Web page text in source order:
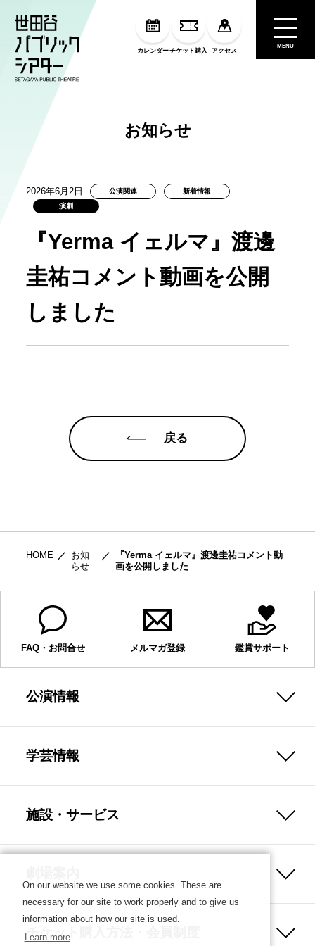
カレンダーチケット購入 アクセス
MENU
お知らせ
2026年6月2日 公演関連
新着情報
演劇
『Yerma イェルマ』渡邊
圭祐コメント動画を公開
しました
戻る
HOME
お知
らせ
『Yerma イェルマ』渡邊圭祐コメント動
画を公開しました
FAQ・お問合せ メルマガ登録 鑑賞サポート
公演情報
学芸情報
施設・サービス
チケット購入方法・会員制度
On our website we use some cookies. These are
necessary for our site to work properly and to give us
information about how our site is used.
Learn more